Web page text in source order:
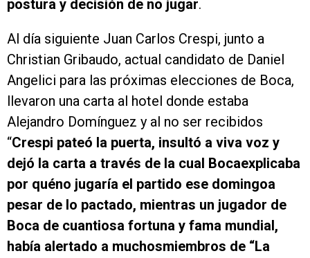
postura y decisión de no jugar.
Al día siguiente Juan Carlos Crespi, junto a
Christian Gribaudo, actual candidato de Daniel
Angelici para las próximas elecciones de Boca,
llevaron una carta al hotel donde estaba
Alejandro Domínguez y al no ser recibidos
“Crespi pateó la puerta, insultó a viva voz y
dejó la carta a través de la cual Bocaexplicaba
por quéno jugaría el partido ese domingoa
pesar de lo pactado, mientras un jugador de
Boca de cuantiosa fortuna y fama mundial,
había alertado a muchosmiembros de “La